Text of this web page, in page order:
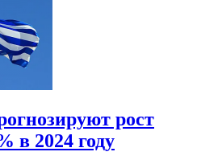
рост
в 2024 году